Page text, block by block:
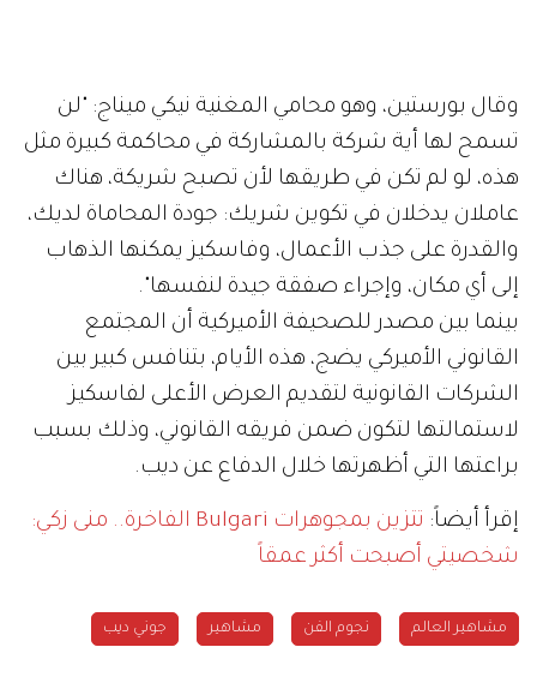
وقال بورستين، وهو محامي المغنية نيكي ميناج: "لن
تسمح لها أية شركة بالمشاركة في محاكمة كبيرة مثل
هذه، لو لم تكن في طريقها لأن تصبح شريكة، هناك
عاملان يدخلان في تكوين شريك: جودة المحاماة لديك،
والقدرة على جذب الأعمال، وفاسكيز يمكنها الذهاب
إلى أي مكان، وإجراء صفقة جيدة لنفسها".
بينما بين مصدر للصحيفة الأميركية أن المجتمع
القانوني الأميركي يضج، هذه الأيام، بتنافس كبير بين
الشركات القانونية لتقديم العرض الأعلى لفاسكيز
لاستمالتها لتكون ضمن فريقه القانوني، وذلك بسبب
براعتها التي أظهرتها خلال الدفاع عن ديب.
إقرأ أيضاً:
تتزين بمجوهرات Bulgari الفاخرة.. منى زكي:
شخصيتي أصبحت أكثر عمقاً
مشاهير العالم نجوم الفن مشاهير جوني ديب